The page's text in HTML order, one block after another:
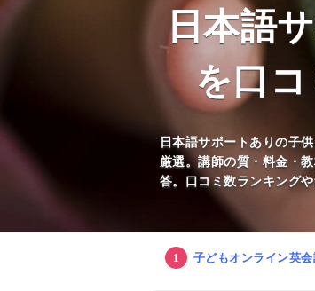
日本語
を口
日本語サポートありの子
厳選。講師の質・料金・
答。口コミ数ランキング
子どもオンライン英